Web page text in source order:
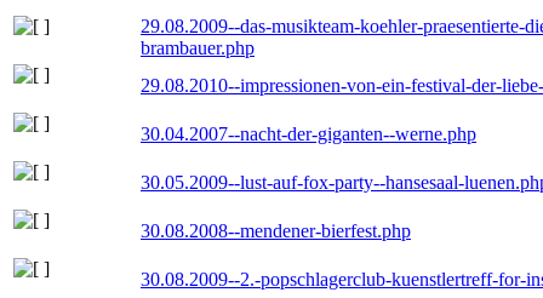
29.08.2009--das-musikteam-koehler-praesentierte-
brambauer.php
29.08.2010--impressionen-von-ein-festival-der-
30.04.2007--nacht-der-giganten--werne.php
30.05.2009--lust-auf-fox-party--hansesaal-
30.08.2008--mendener-bierfest.php
30.08.2009--2.-popschlagerclub-kuenstlertreff-for-